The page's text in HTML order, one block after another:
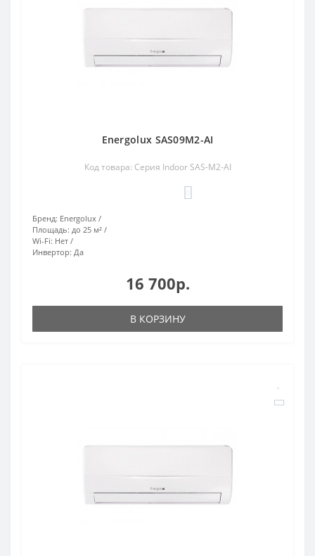
Energolux SAS09M2-AI
Код товара: Серия Indoor SAS-M2-AI
Бренд: Energolux
Площадь: до 25 м²
Wi-Fi: Нет
Инвертор: Да
16 700р.
В КОРЗИНУ